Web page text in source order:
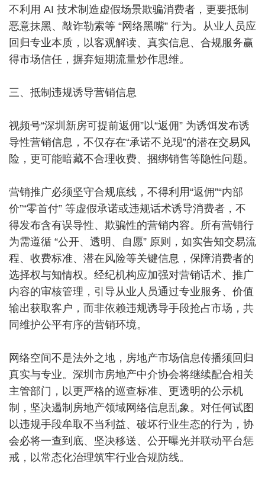
不利用 AI 技术制造虚假场景欺骗消费者，更要抵制
恶意抹黑、敲诈勒索等 “网络黑嘴” 行为。从业人员应
回归专业本质，以客观解读、真实信息、合规服务赢
得市场信任，摒弃短期流量炒作思维。
三、抵制违规诱导营销信息
视频号“深圳新房可提前返佣”以“返佣” 为诱饵发布诱
导性营销信息，不仅存在“承诺不兑现”的潜在交易风
险，更可能暗藏不合理收费、捆绑销售等隐性问题。
营销推广必须坚守合规底线，不得利用“返佣”“内部
价”“零首付” 等虚假承诺或违规话术诱导消费者，不
得发布含有误导性、欺骗性的营销内容。所有营销行
为需遵循 “公开、透明、自愿” 原则，如实告知交易流
程、收费标准、潜在风险等关键信息，保障消费者的
选择权与知情权。经纪机构应加强对营销话术、推广
内容的审核管理，引导从业人员通过专业服务、价值
输出获取客户，而非依赖违规诱导手段抢占市场，共
同维护公平有序的营销环境。
网络空间不是法外之地，房地产市场信息传播须回归
真实与专业。深圳市房地产中介协会将继续配合相关
主管部门，以更严格的巡查标准、更透明的公示机
制，坚决遏制房地产领域网络信息乱象。对任何试图
以违规手段牟取不当利益、破坏行业生态的行为，协
会必将一查到底、坚决移送、公开曝光并联动平台惩
戒，以常态化治理筑牢行业合规防线。